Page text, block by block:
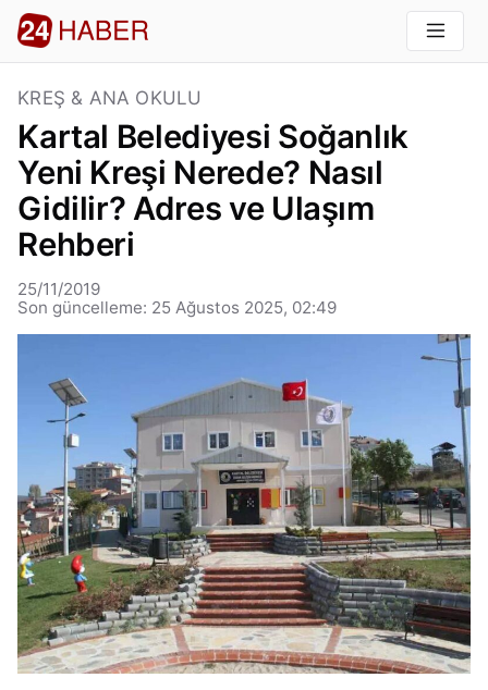
KREŞ & ANA OKULU
Kartal Belediyesi Soğanlık
Yeni Kreşi Nerede? Nasıl
Gidilir? Adres ve Ulaşım
Rehberi
25/11/2019
Son güncelleme: 25 Ağustos 2025, 02:49